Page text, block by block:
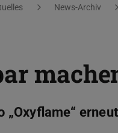
News-Archiv